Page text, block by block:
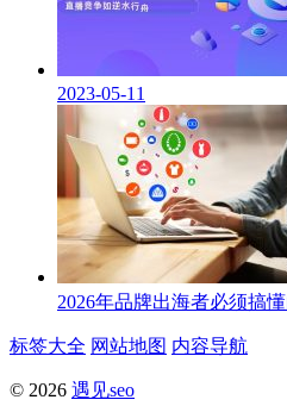
2023-05-11
2026年品牌出海者必须搞
标签大全 网站地图 内容导航
© 2026 遇见seo